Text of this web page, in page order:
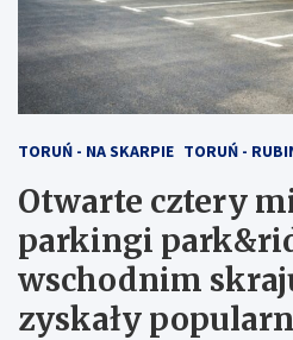
TORUŃ - NA SKARPIE TORUŃ -
Otwarte cztery
parkingi
wschodnim
zyskały